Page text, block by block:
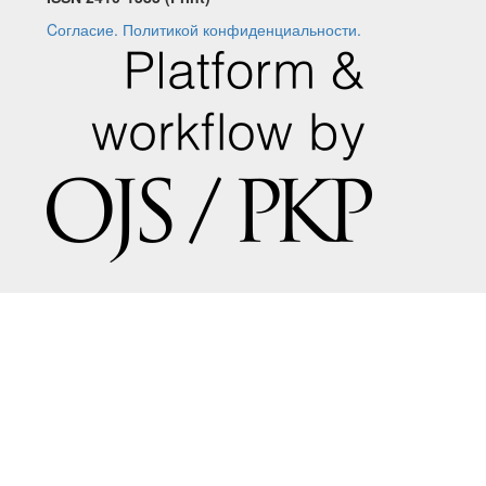
Cогласие. Политикой конфиденциальности.